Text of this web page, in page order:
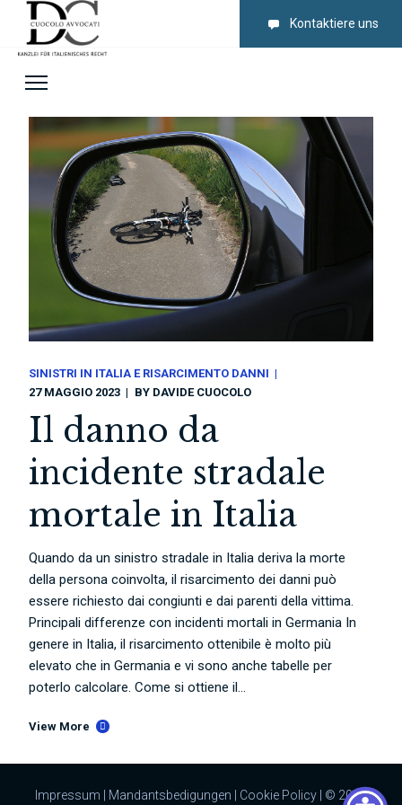
Kontaktiere uns
SINISTRI IN ITALIA E RISARCIMENTO DANNI
27 MAGGIO 2023
BY DAVIDE CUOCOLO
Il danno da
incidente stradale
mortale in Italia
Quando da un sinistro stradale in Italia deriva la morte
della persona coinvolta, il risarcimento dei danni può
essere richiesto dai congiunti e dai parenti della vittima.
Principali differenze con incidenti mortali in Germania In
genere in Italia, il risarcimento ottenibile è molto più
elevato che in Germania e vi sono anche tabelle per
poterlo calcolare. Come si ottiene il...
View More
Impressum Mandantsbedigungen Cookie Policy | © 2023